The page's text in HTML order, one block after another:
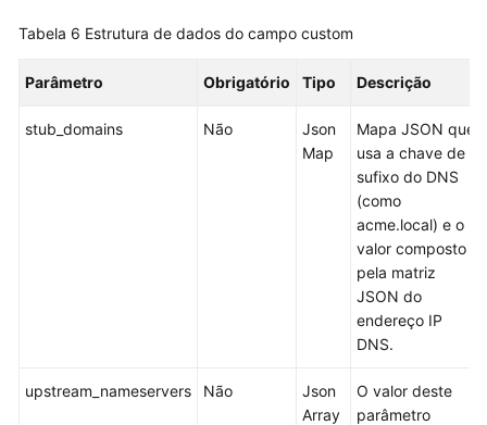
a
nó
Perguntas
seu
Tabela 6 Estrutura de dados do campo custom
Parâmetro Obrigatório Tipo Descrição
stub_domains Não
Json
Map
Mapa JSON que
usa a chave de
sufixo do DNS
(como
acme.local) e o
valor composto
pela matriz
JSON do
endereço IP
DNS.
upstream_nameservers Não
Json
Array
O valor deste
parâmetro